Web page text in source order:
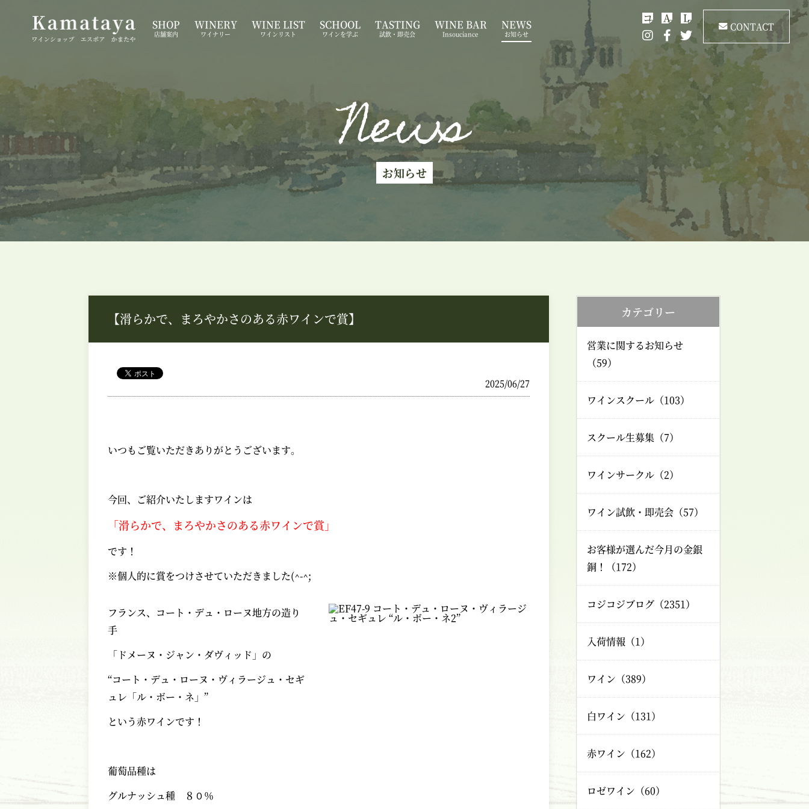
SHOP
店舗案内
WINERY
ワイナリー
WINE LIST
ワインリスト
SCHOOL
ワインを学ぶ
TASTING
試飲・即売会
WINE BAR
Insouciance
NEWS
お知らせ
コ A L
CONTACT
News
お知らせ
【滑らかで、まろやかさのある赤ワインで賞】
2025/06/27
いつもご覧いただきありがとうございます。
今回、ご紹介いたしますワインは
「滑らかで、まろやかさのある赤ワインで賞」
です！
※個人的に賞をつけさせていただきました(^-^;
フランス、コート・デュ・ローヌ地方の造り
手
「ドメーヌ・ジャン・ダヴィッド」の
“コート・デュ・ローヌ・ヴィラージュ・セギ
ュレ「ル・ボー・ネ」”
という赤ワインです！
葡萄品種は
グルナッシュ種 ８０％
カテゴリー
営業に関するお知らせ
（59）
ワインスクール（103）
スクール生募集（7）
ワインサークル（2）
ワイン試飲・即売会（57）
お客様が選んだ今月の金銀
銅！（172）
コジコジブログ（2351）
入荷情報（1）
ワイン（389）
白ワイン（131）
赤ワイン（162）
ロゼワイン（60）